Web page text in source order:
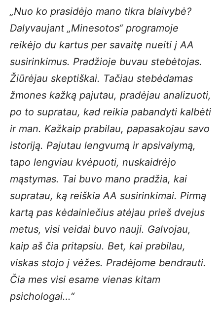
„Nuo ko prasidėjo mano tikra blaivybė?
Dalyvaujant „Minesotos“ programoje
reikėjo du kartus per savaitę nueiti į AA
susirinkimus. Pradžioje buvau stebėtojas.
Žiūrėjau skeptiškai. Tačiau stebėdamas
žmones kažką pajutau, pradėjau analizuoti,
po to supratau, kad reikia pabandyti kalbėti
ir man. Kažkaip prabilau, papasakojau savo
istoriją. Pajutau lengvumą ir apsivalymą,
tapo lengviau kvėpuoti, nuskaidrėjo
mąstymas. Tai buvo mano pradžia, kai
supratau, ką reiškia AA susirinkimai. Pirmą
kartą pas kėdainiečius atėjau prieš dvejus
metus, visi veidai buvo nauji. Galvojau,
kaip aš čia pritapsiu. Bet, kai prabilau,
viskas stojo į vėžes. Pradėjome bendrauti.
Čia mes visi esame vienas kitam
psichologai…“